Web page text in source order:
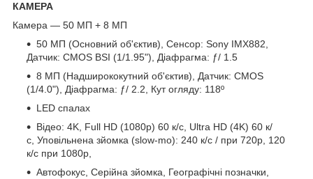
КАМЕРА
Камера — 50 МП + 8 МП
50 МП (Основний об'єктив), Сенсор: Sony IMX882,
Датчик: CMOS BSI (1/1.95"), Діафрагма: ƒ/ 1.5
8 МП (Надширококутний об'єктив), Датчик: CMOS
(1/4.0"), Діафрагма: ƒ/ 2.2, Кут огляду: 118º
LED спалах
Відео: 4K, Full HD (1080p) 60 к/с, Ultra HD (4K) 60 к/
с, Уповільнена зйомка (slow-mo): 240 к/с / при 720p, 120
к/с при 1080p,
Автофокус, Серійна зйомка, Географічні позначки,